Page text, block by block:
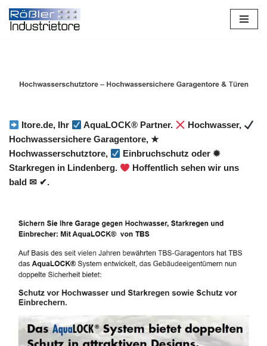
Zum
Itore.de, Ihr AquaLOCK® Partner.
Hochwasser,
Hochwassersichere Garagentore, ★
Hochwasserschutztore,
Einbruchschutz oder ✹
Starkregen in Lindenberg.
Hoffentlich sehen wir uns
bald ✉ ✔.